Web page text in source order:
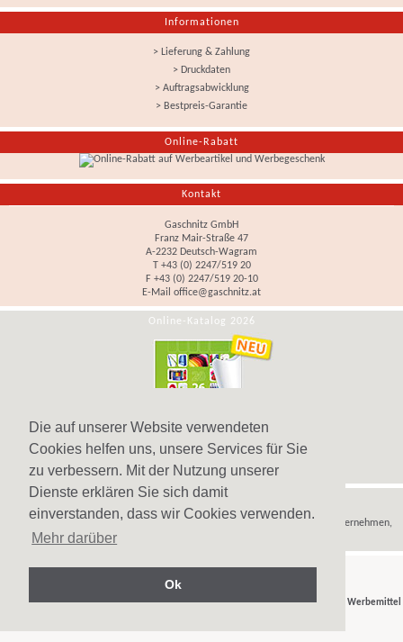
Die auf unserer Website verwendeten
Cookies helfen uns, unsere Services für Sie
zu verbessern. Mit der Nutzung unserer
Dienste erklären Sie sich damit
einverstanden, dass wir Cookies verwenden.
Mehr darüber
Ok
Informationen
> Lieferung & Zahlung
> Druckdaten
> Auftragsabwicklung
> Bestpreis-Garantie
Online-Rabatt
Kontakt
Gaschnitz GmbH
Franz Mair-Straße 47
A-2232 Deutsch-Wagram
T +43 (0) 2247/519 20
F +43 (0) 2247/519 20-10
E-Mail office@gaschnitz.at
Online-Katalog 2026
Hinweis
Werbeartikel
nur an Unternehmen,
© Gaschnitz GmbH 2007-2026 - Ihr Partner fürWerbeartikel,Werbegeschenke
Werbemittel